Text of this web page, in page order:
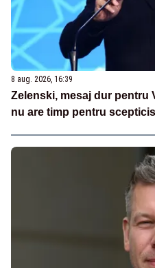
8 aug. 2026, 16:39
Zelenski, mesaj dur pentru
nu are timp pentru